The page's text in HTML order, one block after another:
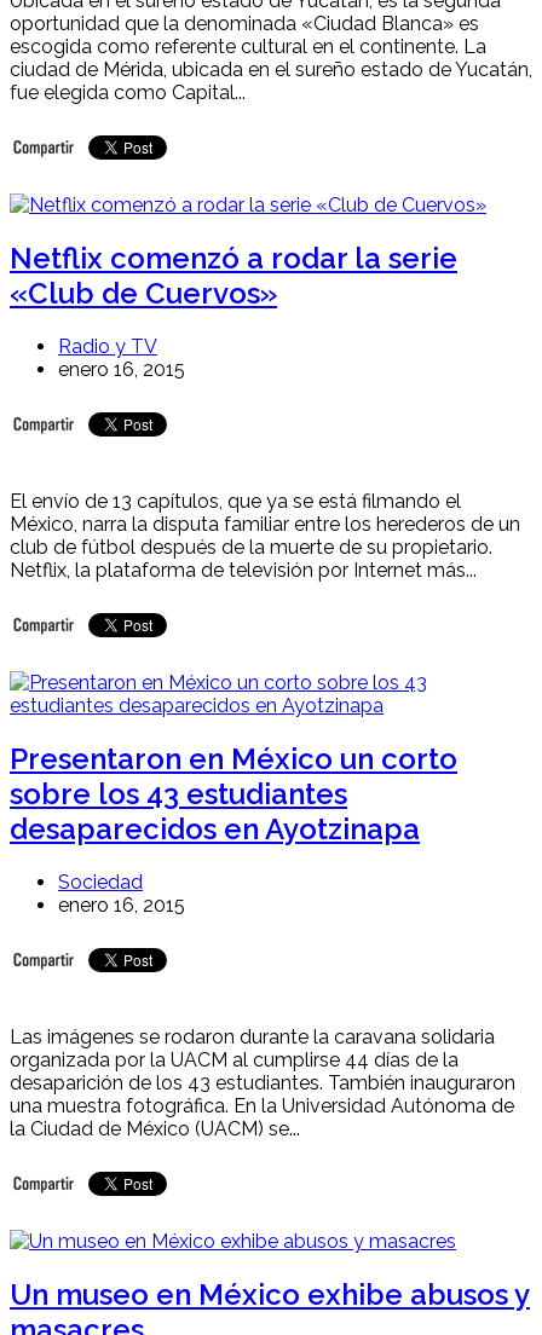
oportunidad que la denominada «Ciudad Blanca» es
escogida como referente cultural en el continente. La
ciudad de Mérida, ubicada en el sureño estado de Yucatán,
fue elegida como Capital...
Netflix comenzó a rodar la serie
«Club de Cuervos»
Radio y TV
enero 16, 2015
El envío de 13 capítulos, que ya se está filmando el
México, narra la disputa familiar entre los herederos de un
club de fútbol después de la muerte de su propietario.
Netflix, la plataforma de televisión por Internet más...
Presentaron en México un corto
sobre los 43 estudiantes
desaparecidos en Ayotzinapa
Sociedad
enero 16, 2015
Las imágenes se rodaron durante la caravana solidaria
organizada por la UACM al cumplirse 44 días de la
desaparición de los 43 estudiantes. También inauguraron
una muestra fotográfica. En la Universidad Autónoma de
la Ciudad de México (UACM) se...
Un museo en México exhibe abusos y